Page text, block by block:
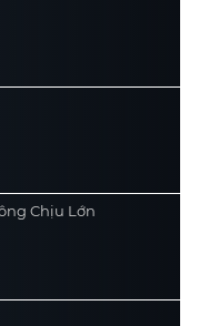
Chịu Lớn